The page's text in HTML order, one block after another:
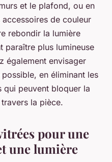
et le plafond, ou en
de couleur
rebondir la lumière
paraître plus lumineuse
également envisager
possible, en éliminant les
qui peuvent bloquer la
la pièce.
pour une
une lumière